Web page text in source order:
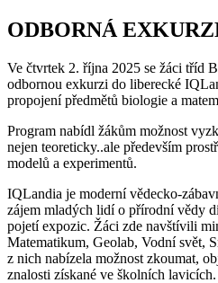
ODBORNÁ
Ve čtvrtek 2. října 2025 se žáci tříd
odbornou exkurzi do liberecké
propojení předmětů biologie a
Program nabídl žákům možnost
nejen teoreticky..ale především
modelů a experimentů.
IQLandia je moderní vědecko-
zájem mladých lidí o přírodní vědy
pojetí expozic. Žáci zde navštívili
Matematikum, Geolab, Vodní svět,
z nich nabízela možnost zkoumat,
znalosti získané ve školních lavicích.